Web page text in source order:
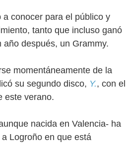
conocer para el público y
tanto que incluso ganó
año después, un Grammy.
momentáneamente de la
su segundo disco, Y., con el
este verano.
nacida en Valencia- ha
Logroño en que está